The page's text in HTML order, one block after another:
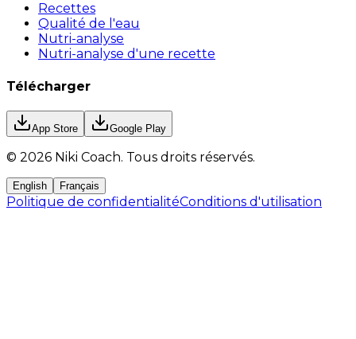
Recettes
Qualité de l'eau
Nutri-analyse
Nutri-analyse d'une recette
Télécharger
App Store Google Play
© 2026 Niki Coach. Tous droits réservés.
English Français
Politique de confidentialitéConditions d'utilisation